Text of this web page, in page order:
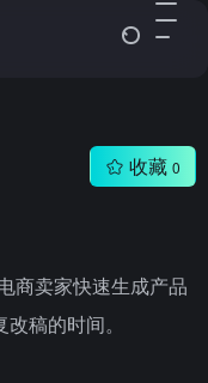
收藏 0
商卖家快速生成产品
稿的时间。